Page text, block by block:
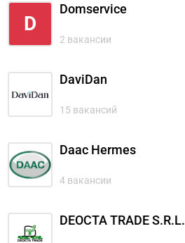
D
Domservice
2 вакансии
DaviDan
15 вакансий
Daac Hermes
4 вакансии
DEOCTA TRADE S.R.L.